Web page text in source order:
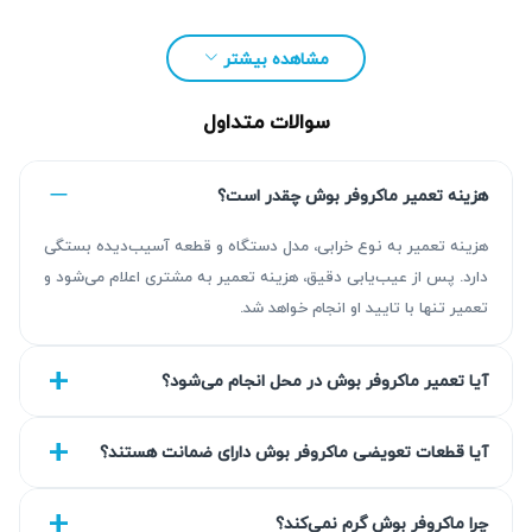
آریا بهکار با بهره‌گیری از تکنسین‌های متخصص، تجهیزات
بوش را در تهران ارائه می‌دهد. تمامی تعمیرات
دستگاه و جلوگیری از هزینه‌های اضافی برای مشتریان است.
برای دریافت مشاوره و درخواست تعمیر ماکروویو
بوش، همین امروز با کارشناسان آریا بهکار تماس
مشاهده بیشتر
سوالات متداول
هزینه تعمیر ماکروفر بوش چقدر است؟
هزینه تعمیر به نوع خرابی، مدل دستگاه و قطعه آسیب‌دیده بستگی
دارد. پس از عیب‌یابی دقیق، هزینه تعمیر به مشتری اعلام می‌شود و
تعمیر تنها با تایید او انجام خواهد شد.
آیا تعمیر ماکروفر بوش در محل انجام می‌شود؟
آیا قطعات تعویضی ماکروفر بوش دارای ضمانت هستند؟
چرا ماکروفر بوش گرم نمی‌کند؟